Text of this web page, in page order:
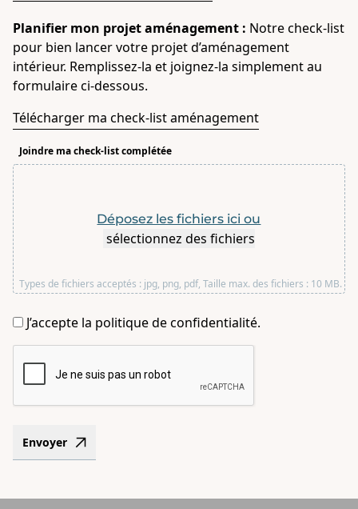
Planifier mon projet aménagement : Notre check-list
pour bien lancer votre projet d’aménagement
intérieur. Remplissez-la et joignez-la simplement au
formulaire ci-dessous.
Télécharger ma check-list aménagement
Joindre ma check-list complétée
Déposez les fichiers ici ou
sélectionnez des fichiers
Types de fichiers acceptés : jpg, png, pdf, Taille max. des fichiers : 10 MB.
J’accepte la politique de confidentialité.
CAPTCHA
Envoyer